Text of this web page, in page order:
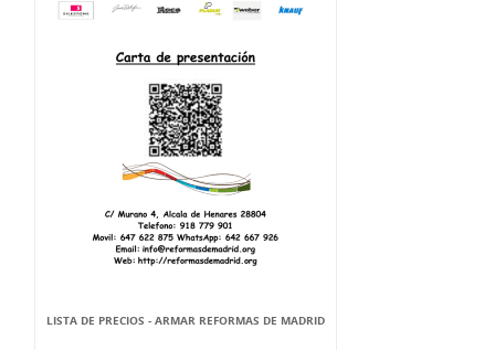
LISTA DE PRECIOS - ARMAR REFORMAS DE MADRID